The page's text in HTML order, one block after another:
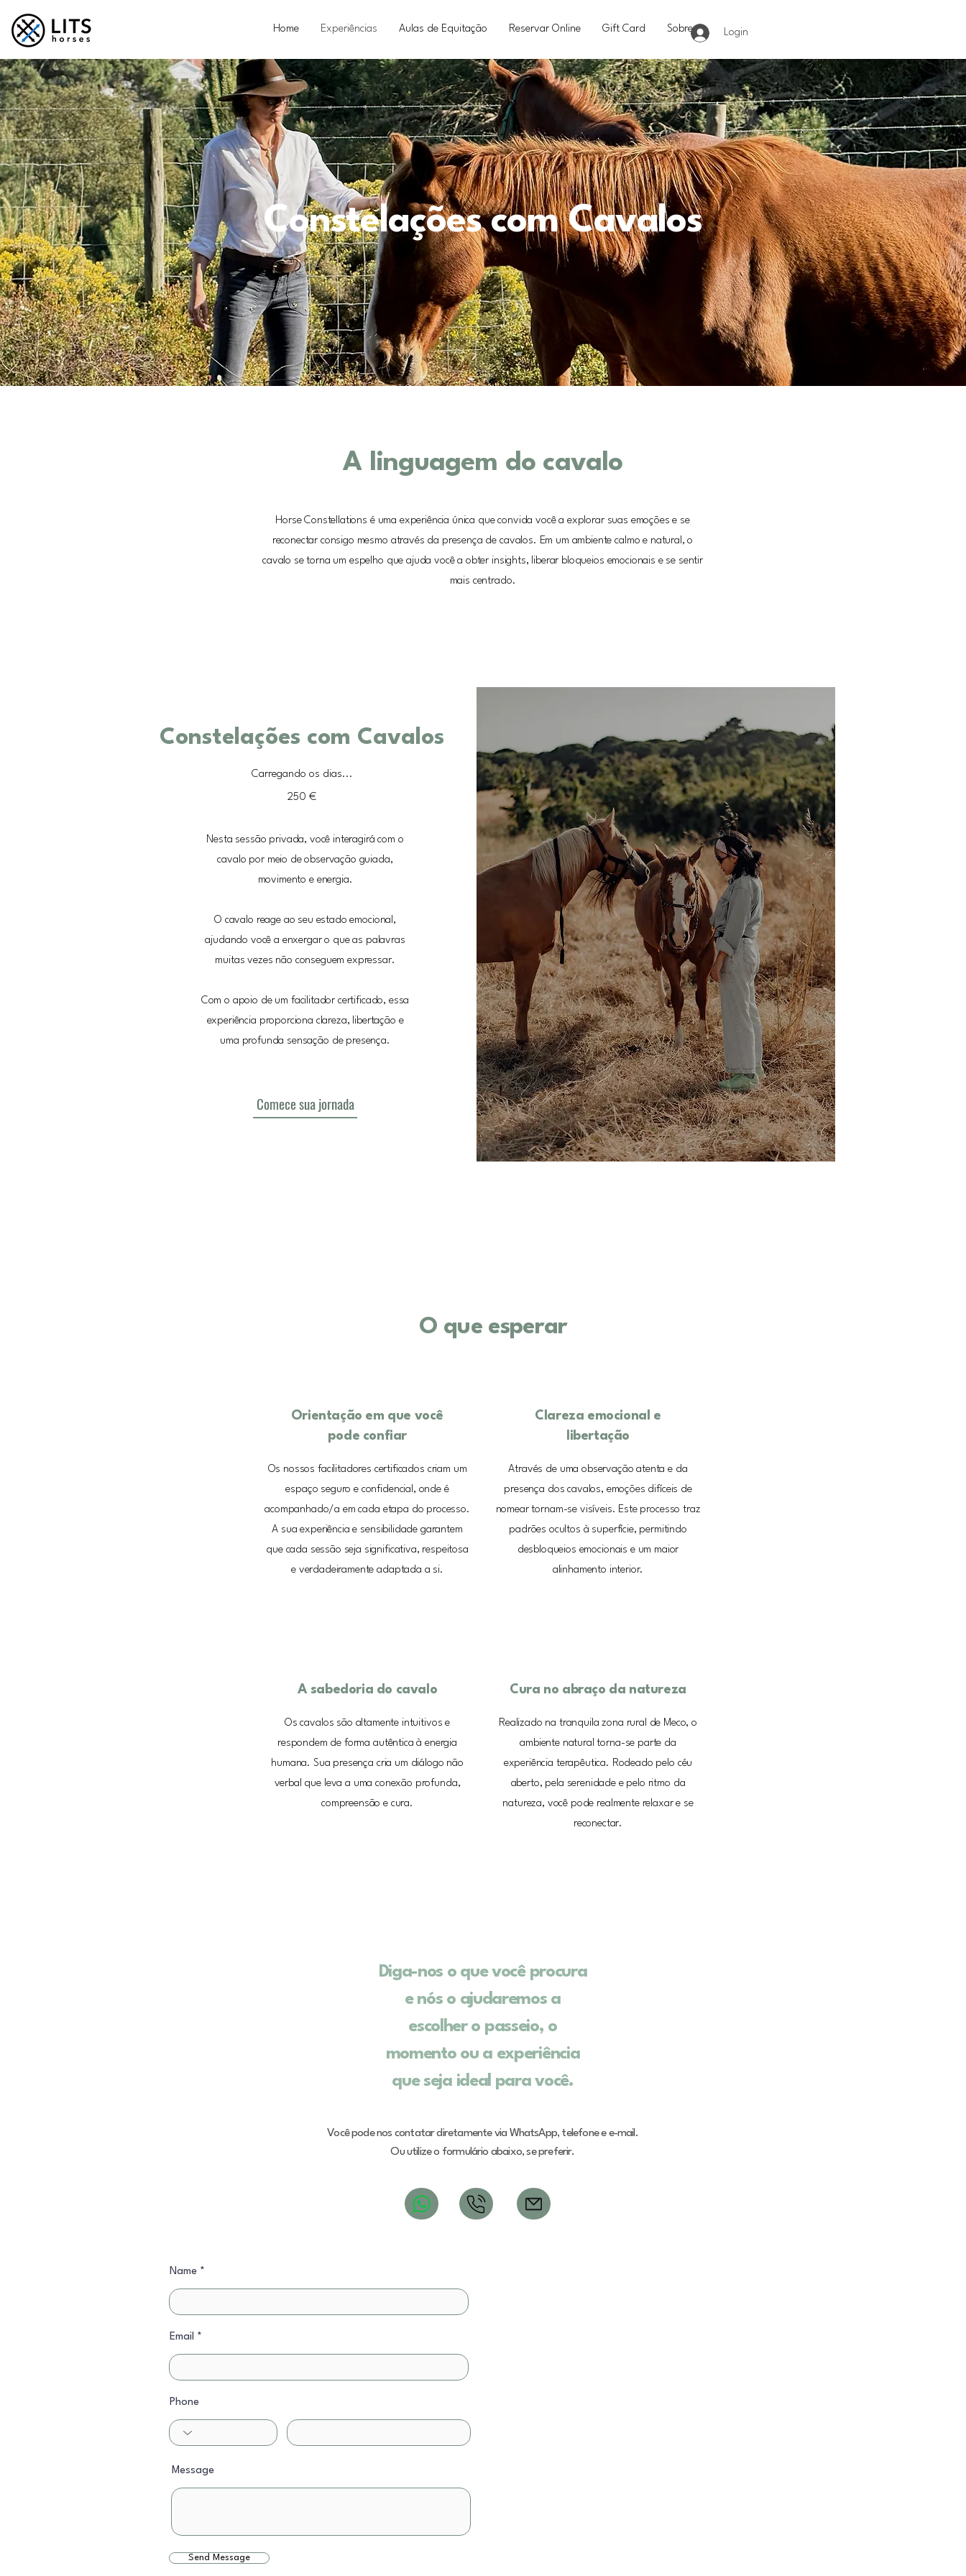
Home Experiências Aulas de Equitação Reservar Online Gift Card Sobre Login
Constelações com Cavalos
A linguagem do cavalo
Horse Constellations é uma experiência única que convida você a explorar suas emoções e se
reconectar consigo mesmo através da presença de cavalos. Em um ambiente calmo e natural, o
cavalo se torna um espelho que ajuda você a obter insights, liberar bloqueios emocionais e se sentir
mais centrado.
Nesta sessão privada, você interagirá com o
cavalo por meio de observação guiada,
movimento e energia.
O cavalo reage ao seu estado emocional,
ajudando você a enxergar o que as palavras
muitas vezes não conseguem expressar.
Com o apoio de um facilitador certificado, essa
experiência proporciona clareza, libertação e
uma profunda sensação de presença.
Constelações com Cavalos
Carregando os dias...
250 €
Comece sua jornada
O que esperar
Orientação em que você
pode confiar
Os nossos facilitadores certificados criam um
espaço seguro e confidencial, onde é
acompanhado/a em cada etapa do processo.
A sua experiência e sensibilidade garantem
que cada sessão seja significativa, respeitosa
e verdadeiramente adaptada a si.
A sabedoria do cavalo
Os cavalos são altamente intuitivos e
respondem de forma autêntica à energia
humana. Sua presença cria um diálogo não
verbal que leva a uma conexão profunda,
compreensão e cura.
Clareza emocional e
libertação
Através de uma observação atenta e da
presença dos cavalos, emoções difíceis de
nomear tornam-se visíveis. Este processo traz
padrões ocultos à superfície, permitindo
desbloqueios emocionais e um maior
alinhamento interior.
Cura no abraço da natureza
Realizado na tranquila zona rural de Meco, o
ambiente natural torna-se parte da
experiência terapêutica. Rodeado pelo céu
aberto, pela serenidade e pelo ritmo da
natureza, você pode realmente relaxar e se
reconectar.
Diga-nos o que você procura
e nós o ajudaremos a
escolher o passeio, o
momento ou a experiência
que seja ideal para você.
Você pode nos contatar diretamente via WhatsApp, telefone e e-mail.
Ou utilize o formulário abaixo, se preferir.
Name
Email
Phone
Message
Send Message